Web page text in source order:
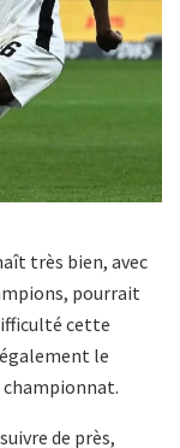
très bien, avec
pourrait
cette
le
championnat.
de près,